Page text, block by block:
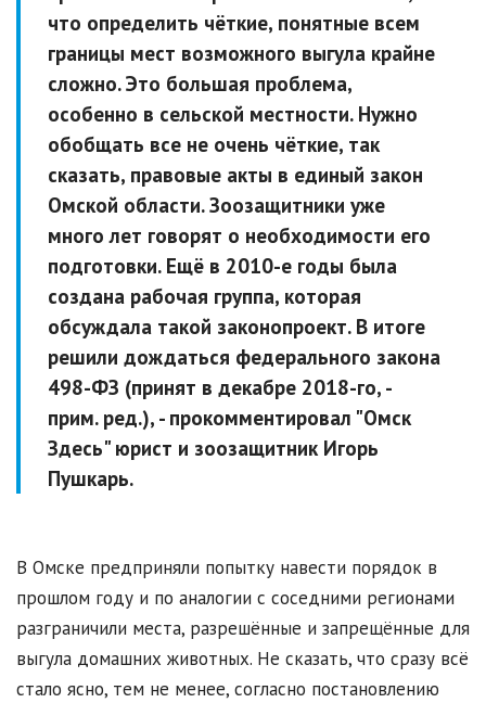
что определить чёткие, понятные всем
границы мест возможного выгула крайне
сложно. Это большая проблема,
особенно в сельской местности. Нужно
обобщать все не очень чёткие, так
сказать, правовые акты в единый закон
Омской области. Зоозащитники уже
много лет говорят о необходимости его
подготовки. Ещё в 2010-е годы была
создана рабочая группа, которая
обсуждала такой законопроект. В итоге
решили дождаться федерального закона
498-ФЗ (принят в декабре 2018-го, -
прим. ред.), - прокомментировал "Омск
Здесь" юрист и зоозащитник Игорь
Пушкарь.
В Омске предприняли попытку навести порядок в
прошлом году и по аналогии с соседними регионами
разграничили места, разрешённые и запрещённые для
выгула домашних животных. Не сказать, что сразу всё
стало ясно, тем не менее, согласно постановлению